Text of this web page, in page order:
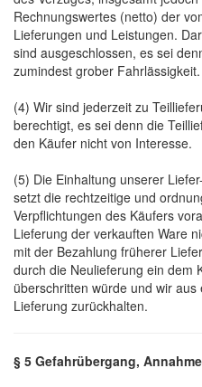
Rechnungswertes (netto) der
Lieferungen und Leistungen.
sind ausgeschlossen, es sei
zumindest grober Fahrlässigkeit.
(4) Wir sind jederzeit zu
berechtigt, es sei denn die
den Käufer nicht von Interesse.
(5) Die Einhaltung unserer
setzt die rechtzeitige und
Verpflichtungen des Käufers
Lieferung der verkauften Ware
mit der Bezahlung früherer
durch die Neulieferung ein dem
überschritten würde und wir
Lieferung zurückhalten.
§ 5 Gefahrübergang,